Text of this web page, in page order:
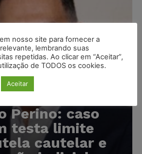
Perino: caso
testa limite
cautelar e
nosso site para fornecer a
lembrando suas
repetidas. Ao clicar em “Aceitar”,
de TODOS os cookies.
Aceitar